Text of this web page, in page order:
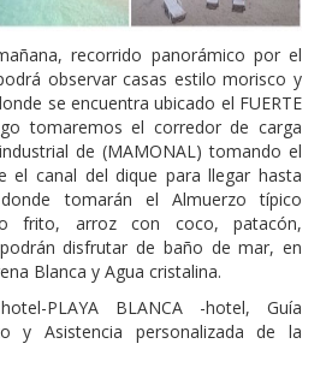
recorrido panorámico por el
observar casas estilo morisco y
se encuentra ubicado el FUERTE
tomaremos el corredor de carga
de (MAMONAL) tomando el
el canal del dique para llegar hasta
tomarán el Almuerzo típico
frito, arroz con coco, patacón,
disfrutar de baño de mar, en
Blanca y Agua cristalina.
PLAYA BLANCA -hotel, Guía
y Asistencia personalizada de la